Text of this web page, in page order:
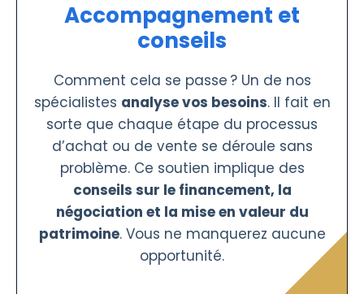
Accompagnement et
conseils
Comment cela se passe ? Un de nos
spécialistes analyse vos besoins. Il fait en
sorte que chaque étape du processus
d’achat ou de vente se déroule sans
problème. Ce soutien implique des
conseils sur le financement, la
négociation et la mise en valeur du
patrimoine. Vous ne manquerez aucune
opportunité.